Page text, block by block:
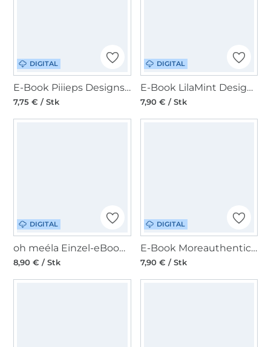
DIGITAL
E-Book Piiieps Designs Umhängetasche Melody
7,75 € / Stk
DIGITAL
E-Book LilaMint Design Handtasche Arkansas25
7,90 € / Stk
DIGITAL
oh meéla Einzel-eBook ohMissi Big
8,90 € / Stk
DIGITAL
E-Book Moreauthentic Stepptasche Dalia
7,90 € / Stk